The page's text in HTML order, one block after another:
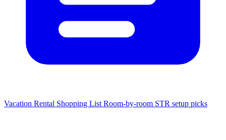
Vacation Rental Shopping List Room-by-room STR setup picks